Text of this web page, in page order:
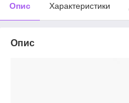
Опис Характеристики
Опис